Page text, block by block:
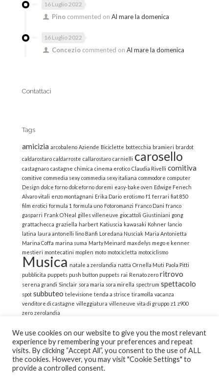
16 Luglio 2022
Pino commented onAl mare la domenica
16 Luglio 2022
Concezio commented onAl mare la domenica
Contattaci
Tags
amicizia arcobaleno Aziende Biciclette bottecchia bramieri brardot
caldarostaro caldarroste callarostaro carnielli carosello
castagnaro castagne chimica cinema erotico Claudia Rivelli comitiva
comitive commedia sexy commedia sexy italiana commodore computer
Design dolce forno dolceforno doremi easy-bake oven Edwige Fenech
Alvaro vitali enzo montagnani Erika Dario erotismo f1 ferrari fiat 850
film erotici formula 1 formula uno Fotoromanzi Franco Dani franco
gasparri Frank O’Neal gilles villeneuve giocattoli Giustiniani gong
grattachecca graziella harbert Katiuscia kawasaki Kohner lancio
latina laura antonelli lino Banfi Loredana Nusciak Maria Antonietta
Marina Coffa marina suma Marty Meinard max delys mego e kenner
mestieri montecatini moplen moto motocicletta motociclismo
Musica natale a zerolandia natta Ornella Muti Paola Pitti
pubblicita puppets push button puppets rai Renato zero ritrovo
serena grandi Sinclair sora maria sora mirella spectrum spettacolo
spot subbuteo televisione tenda a strisce tiramolla vacanza
venditore di castagne villeggiatura villeneuve vita di gruppo z1 z900
zero zerolandia
© 2022 La Strana Nostalgia | All Rights Reserved | Powered
We use cookies on our website to give you the most relevant
experience by remembering your preferences and repeat
visits. By clicking “Accept All”, you consent to the use of ALL
the cookies. However, you may visit "Cookie Settings" to
provide a controlled consent.